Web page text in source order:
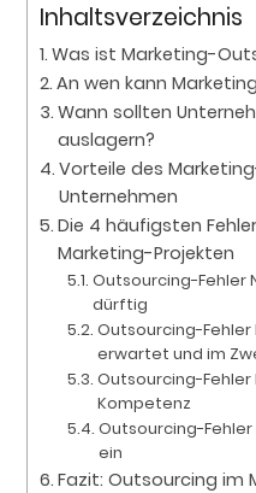
Inhaltsverzeichnis
Was ist Marketing-
An wen kann
Wann sollten
auslagern?
Vorteile des
Unternehmen
Die 4 häufigsten
Marketing-Projekten
Outsourcing-Fehler
dürftig
Outsourcing-Fehler
erwartet und im
Outsourcing-Fehler
Kompetenz
Outsourcing-Fehler
ein
Fazit: Outsourcing im